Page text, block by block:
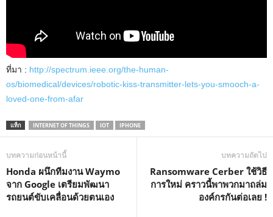
ที่มา : http://spectrum.ieee.org/the-human-
os/biomedical/devices/robotic-kiss-transmitter-lets-you-smooch-a-
loved-one-from-afar
แท็ก INTERNET OF THINGS IOT IPHONE
บทความก่อนหน้านี้
Honda ผนึกทีมงาน Waymo
จาก Google เตรียมพัฒนา
รถยนต์ขับเคลื่อนด้วยตนเอง
บทความถัดไป
Ransomware Cerber ใช้วิธี
การใหม่ คราวนี้พาพวกมาถล่ม
องค์กรกันต่อเลย !